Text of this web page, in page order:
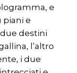
e
piani e
destini
l’altro
i due